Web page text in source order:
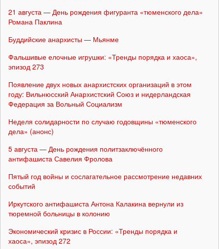
21 августа — День рождения фигуранта «тюменского дела»
Романа Паклина
Буддийские анархисты — Мьянме
Фальшивые елочные игрушки: «Тренды порядка и хаоса»,
эпизод 273
Появление двух новых анархистских организаций в этом
году: Вильнюсский Анархистский Союз и нидерландская
Федерация за Вольный Социализм
Неделя солидарности по случаю годовщины «тюменского
дела» (анонс)
5 августа — День рождения политзаключённого
антифашиста Савелия Фролова
Пятый год войны и сослагательное рассмотрение недавних
событий
Иркутского антифашиста Антона Калакина вернули из
тюремной больницы в колонию
Экономический кризис в России: «Тренды порядка и
хаоса», эпизод 272